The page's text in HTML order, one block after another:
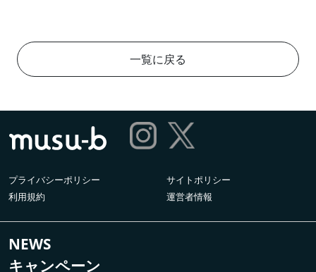
一覧に戻る
プライバシーポリシー
サイトポリシー
利用規約
運営者情報
NEWS
キャンペーン